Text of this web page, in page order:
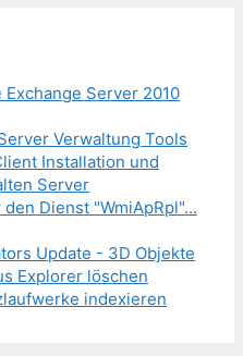
Server 2010
Verwaltung Tools
Installation und
Server
Dienst "WmiApRpl"...
Update - 3D Objekte
Explorer löschen
indexieren